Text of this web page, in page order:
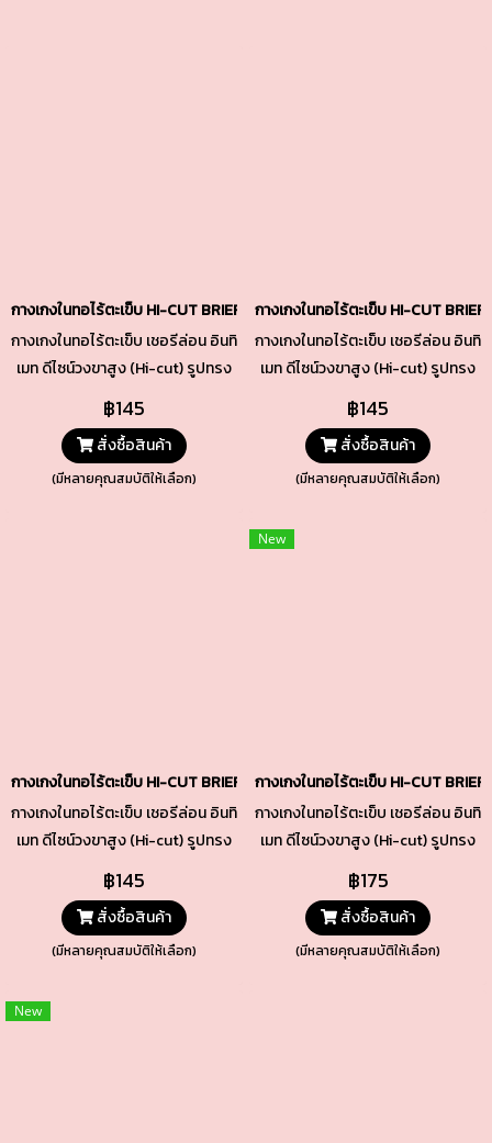
กางเกงในทอไร้ตะเข็บ HI-CUT BRIEFS รหัส TSUD02 สีพีช
กางเกงในทอไร้ตะเข็บ เชอรีล่อน อินทิ
เมท ดีไซน์วงขาสูง (Hi-cut) รูปทรง
เพรียวสวย เนื้อผ้าทอกระชับ เนียน
แนบ ยืดหยุ่นพอดี ทั้งช่วงเอวและ
ขอบขา ช่วงเป้าซับด้วยผ้า Cotton
คุณภาพดีเยี่ยม
฿145
สั่งซื้อสินค้า
(มีหลายคุณสมบัติให้เลือก)
กางเกงในทอไร้ตะเข็บ HI-CUT
กางเกงในทอไร้ตะเข็บ เชอรีล่อน อินทิ
เมท ดีไซน์วงขาสูง (Hi-cut) รูปทรง
เพรียวสวย เนื้อผ้าทอกระชับ เนียน
แนบ ยืดหยุ่นพอดี ทั้งช่วงเอวและ
ขอบขา ช่วงเป้าซับด้วยผ้า Cotton
คุณภาพดีเยี่ยม
฿145
สั่งซื้อสินค้า
(มีหลายคุณสมบัติให้เลือก)
กางเกงในทอไร้ตะเข็บ HI-CUT BRIEFS รหัส TSUD02 สีน้ำตาลแดง
กางเกงในทอไร้ตะเข็บ เชอรีล่อน อินทิ
เมท ดีไซน์วงขาสูง (Hi-cut) รูปทรง
เพรียวสวย เนื้อผ้าทอกระชับ เนียน
แนบ ยืดหยุ่นพอดี ทั้งช่วงเอวและ
ขอบขา ช่วงเป้าซับด้วยผ้า Cotton
คุณภาพดีเยี่ยม
฿145
สั่งซื้อสินค้า
(มีหลายคุณสมบัติให้เลือก)
New
กางเกงในทอไร้ตะเข็บ HI-CUT
กางเกงในทอไร้ตะเข็บ เชอรีล่อน อินทิ
เมท ดีไซน์วงขาสูง (Hi-cut) รูปทรง
เพรียวสวย เนื้อผ้าทอกระชับ เนียน
แนบ ยืดหยุ่นพอดี ทั้งช่วงเอวและ
ขอบขา ช่วงเป้าซับด้วยผ้า Cotton
คุณภาพดีเยี่ยม
฿175
สั่งซื้อสินค้า
(มีหลายคุณสมบัติให้เลือก)
New